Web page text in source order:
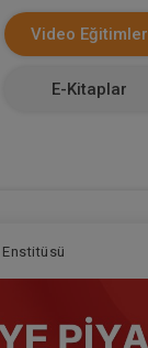
Video Eğitimler
E-Kitaplar